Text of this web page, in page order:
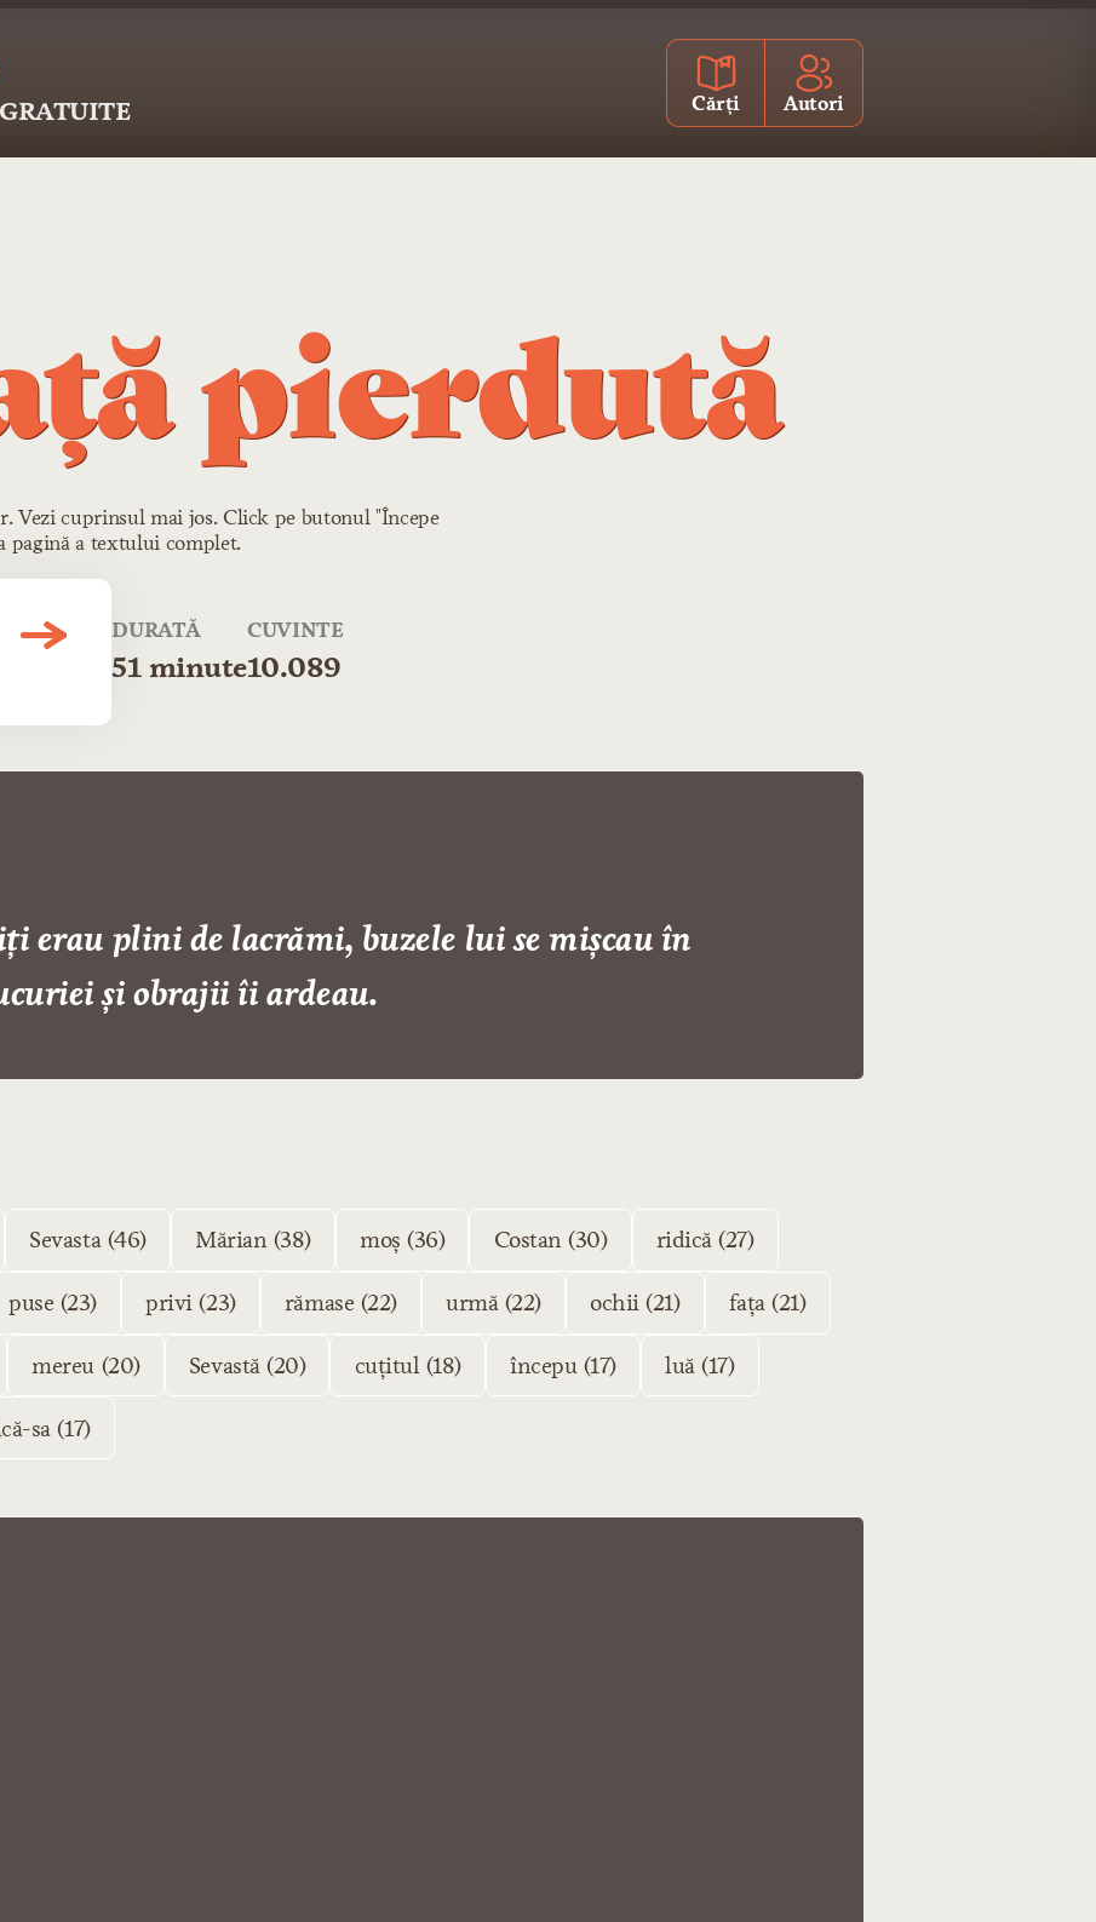
Cărți Autori
pierdută
Vezi cuprinsul mai jos. Click pe butonul "Începe
pagină a textului complet.
DURATĂ
51 minute
CUVINTE
10.089
erau plini de lacrămi, buzele lui se mișcau în
și obrajii îi ardeau.
Sevasta (46) Mărian (38) moș (36) Costan (30) ridică (27)
puse (23) privi (23) rămase (22) urmă (22) ochii (21) fața (21)
mereu (20) Sevastă (20) cuțitul (18) începu (17) luă (17)
sa (17)